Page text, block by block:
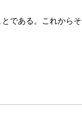
である。これからそ